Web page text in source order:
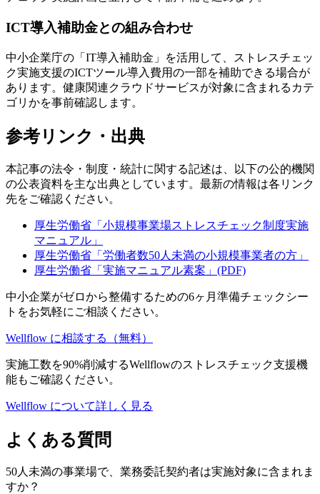
ICT導入補助金との組み合わせ
中小企業庁の「IT導入補助金」を活用して、ストレスチェッ
ク実施支援のICTツール導入費用の一部を補助できる場合が
あります。健康関連クラウドサービスが対象に含まれるカテ
ゴリかを事前確認します。
参考リンク・出典
本記事の法令・制度・統計に関する記述は、以下の公的機関
の公表資料を主な出典としています。最新の情報は各リンク
先をご確認ください。
厚生労働省「小規模事業場ストレスチェック制度実施
マニュアル」
厚生労働省「労働者数50人未満の小規模事業者の方」
厚生労働省「実施マニュアル素案」(PDF)
中小企業がゼロから整備するための6ヶ月準備チェックシー
トをお気軽にご相談ください。
Wellflow に相談する（無料）
実施工数を90%削減するWellflowのストレスチェック支援機
能もご確認ください。
Wellflow について詳しく見る
よくある質問
50人未満の事業場で、業務委託契約者は実施対象に含まれま
すか？